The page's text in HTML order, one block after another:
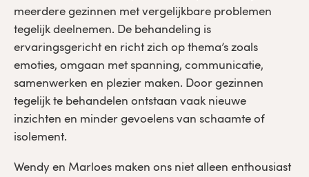
meerdere gezinnen met vergelijkbare problemen
tegelijk deelnemen. De behandeling is
ervaringsgericht en richt zich op thema’s zoals
emoties, omgaan met spanning, communicatie,
samenwerken en plezier maken. Door gezinnen
tegelijk te behandelen ontstaan vaak nieuwe
inzichten en minder gevoelens van schaamte of
isolement.
Wendy en Marloes maken ons niet alleen enthousiast